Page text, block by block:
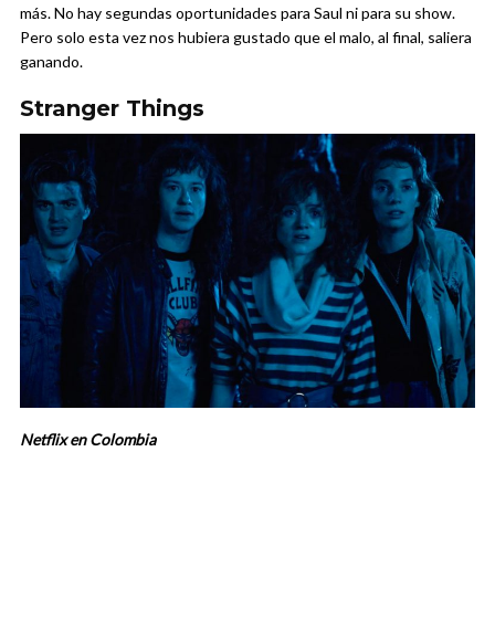
más. No hay segundas oportunidades para Saul ni para su show.
Pero solo esta vez nos hubiera gustado que el malo, al final, saliera
ganando.
Stranger Things
Netflix en Colombia